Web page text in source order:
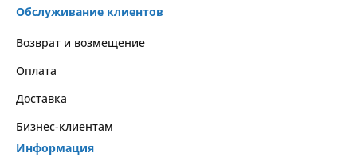
Обслуживание клиентов
Возврат и возмещение
Оплата
Доставка
Бизнес-клиентам
Информация